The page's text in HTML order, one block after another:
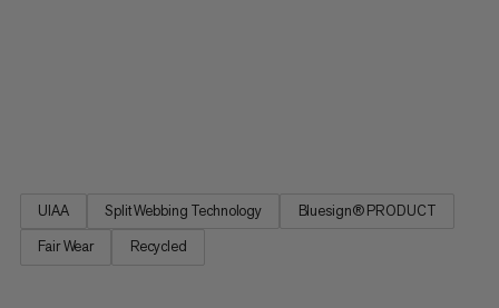
UIAA Split Webbing Technology
Bluesign® PRODUCT
Fair Wear
Recycled